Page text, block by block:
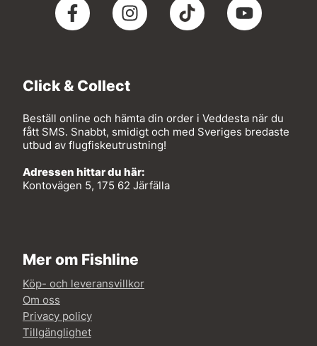
Click & Collect
Beställ online och hämta din order i Veddesta när du
fått SMS. Snabbt, smidigt och med Sveriges bredaste
utbud av flugfiskeutrustning!
Adressen hittar du här:
Kontovägen 5, 175 62 Järfälla
Mer om Fishline
Köp- och leveransvillkor
Om oss
Privacy policy
Tillgänglighet